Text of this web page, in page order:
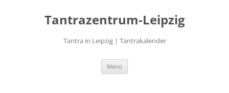
Tantrazentrum-Leipzig
Tantra in Leipzig | Tantrakalender
Menü